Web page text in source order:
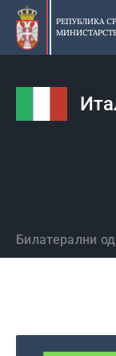
Прескочи
главни
део
РЕПУБЛИКА
Државе
Билатерални